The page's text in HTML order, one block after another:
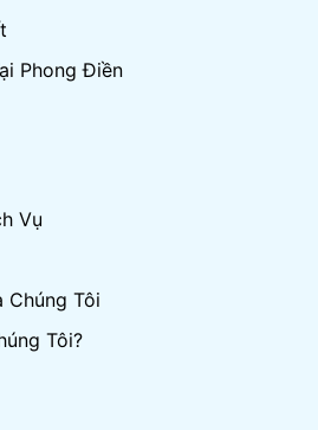
Phong Điền
Vụ
Chúng Tôi
Tôi?